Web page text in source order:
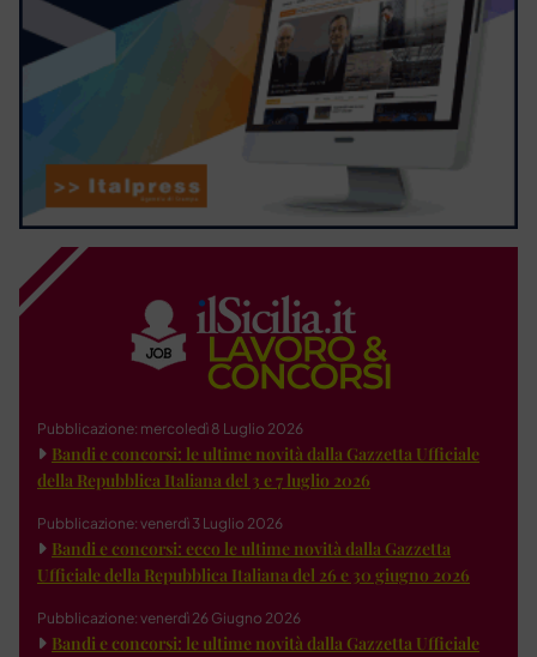
Pubblicazione: mercoledì 8 Luglio 2026
Bandi e concorsi: le ultime novità dalla Gazzetta Ufficiale
della Repubblica Italiana del 3 e 7 luglio 2026
Pubblicazione: venerdì 3 Luglio 2026
Bandi e concorsi: ecco le ultime novità dalla Gazzetta
Ufficiale della Repubblica Italiana del 26 e 30 giugno 2026
Pubblicazione: venerdì 26 Giugno 2026
Bandi e concorsi: le ultime novità dalla Gazzetta Ufficiale